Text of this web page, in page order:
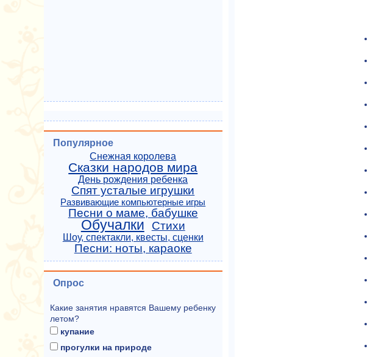
Популярное
Снежная королева
Сказки народов мира
День рождения ребенка
Спят усталые игрушки
Развивающие компьютерные игры
Песни о маме, бабушке
Обучалки Стихи
Шоу, спектакли, квесты, сценки
Песни: ноты, караоке
Опрос
Какие занятия нравятся Вашему ребенку
летом?
купание
прогулки на природе